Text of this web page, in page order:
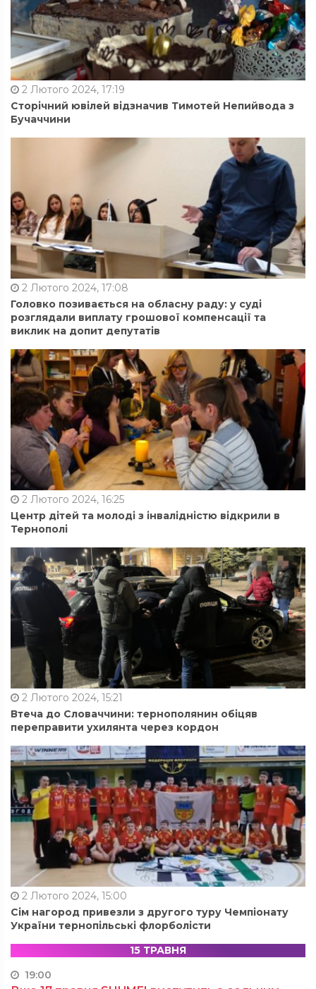
2 Лютого 2024, 17:19
Сторічний ювілей відзначив Тимотей Непийвода з
Бучаччини
2 Лютого 2024, 17:08
Головко позивається на обласну раду: у суді
розглядали виплату грошової компенсації та
виклик на допит депутатів
2 Лютого 2024, 16:25
Центр дітей та молоді з інвалідністю відкрили в
Тернополі
2 Лютого 2024, 15:21
Втеча до Словаччини: тернополянин обіцяв
переправити ухилянта через кордон
2 Лютого 2024, 15:00
Сім нагород привезли з другого туру Чемпіонату
України тернопільські флорболісти
15 ТРАВНЯ
19:00